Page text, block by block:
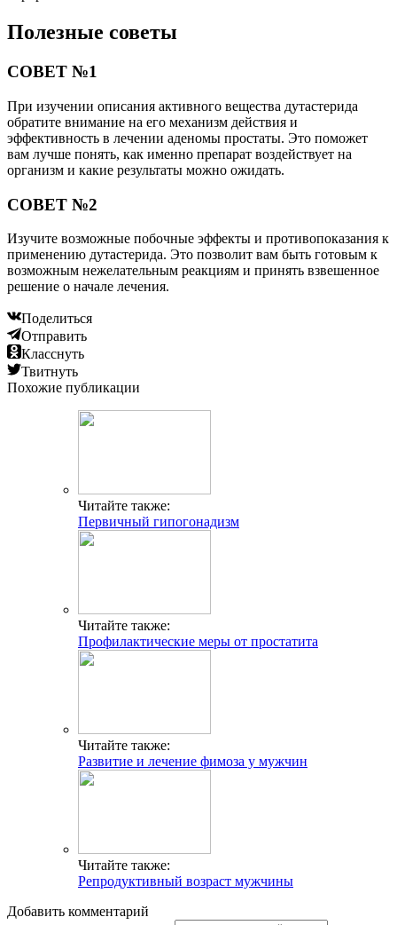
Полезные советы
СОВЕТ №1
При изучении описания активного вещества дутастерида
обратите внимание на его механизм действия и
эффективность в лечении аденомы простаты. Это поможет
вам лучше понять, как именно препарат воздействует на
организм и какие результаты можно ожидать.
СОВЕТ №2
Изучите возможные побочные эффекты и противопоказания к
применению дутастерида. Это позволит вам быть готовым к
возможным нежелательным реакциям и принять взвешенное
решение о начале лечения.
Поделиться
Отправить
Класснуть
Твитнуть
Похожие публикации
Читайте также:
Первичный гипогонадизм
Читайте также:
Профилактические меры от простатита
Читайте также:
Развитие и лечение фимоза у мужчин
Читайте также:
Репродуктивный возраст мужчины
Добавить комментарий